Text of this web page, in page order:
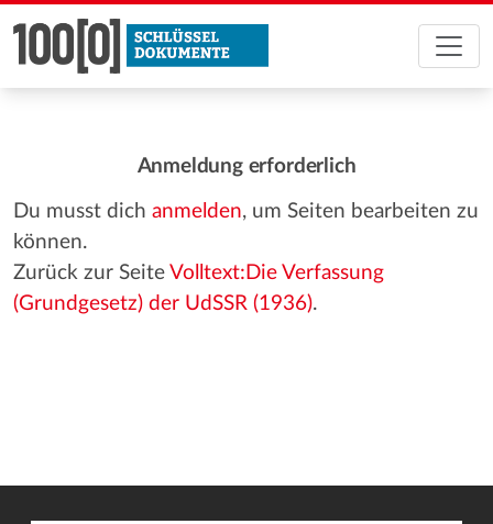
Anmeldung erforderlich
Du musst dich anmelden, um Seiten bearbeiten zu
können.
Zurück zur Seite Volltext:Die Verfassung
(Grundgesetz) der UdSSR (1936).